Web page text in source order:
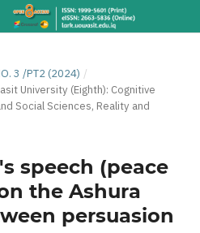
3 /PT2 (2024) /
University (Eighth): Cognitive
Social Sciences, Reality and
speech (peace
the Ashura
persuasion